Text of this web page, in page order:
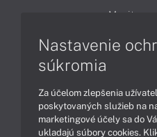
Monitory
Nastavenie
súkromia
Za účelom zlepšenia
poskytovaných služieb na
marketingové účely sa do
ukladajú súbory cookies.